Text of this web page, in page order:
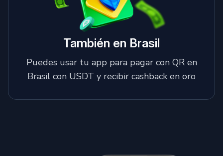
También en Brasil
Puedes usar tu app para pagar con QR en
Brasil con USDT y recibir cashback en oro